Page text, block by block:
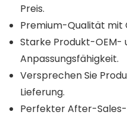
Preis.
Premium-Qualität mit
Starke Produkt-OEM-
Anpassungsfähigkeit.
Versprechen Sie
Lieferung.
Perfekter After-